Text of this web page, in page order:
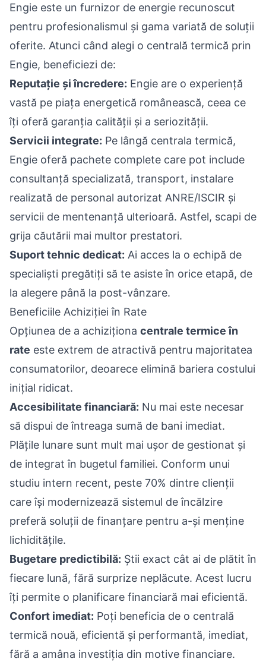
Engie este un furnizor de energie recunoscut
pentru profesionalismul și gama variată de soluții
oferite. Atunci când alegi o centrală termică prin
Engie, beneficiezi de:
Reputație și încredere: Engie are o experiență
vastă pe piața energetică românească, ceea ce
îți oferă garanția calității și a seriozității.
Servicii integrate: Pe lângă centrala termică,
Engie oferă pachete complete care pot include
consultanță specializată, transport, instalare
realizată de personal autorizat ANRE/ISCIR și
servicii de mentenanță ulterioară. Astfel, scapi de
grija căutării mai multor prestatori.
Suport tehnic dedicat: Ai acces la o echipă de
specialiști pregătiți să te asiste în orice etapă, de
la alegere până la post-vânzare.
Beneficiile Achiziției în Rate
Opțiunea de a achiziționa centrale termice în
rate este extrem de atractivă pentru majoritatea
consumatorilor, deoarece elimină bariera costului
inițial ridicat.
Accesibilitate financiară: Nu mai este necesar
să dispui de întreaga sumă de bani imediat.
Plățile lunare sunt mult mai ușor de gestionat și
de integrat în bugetul familiei. Conform unui
studiu intern recent, peste 70% dintre clienții
care își modernizează sistemul de încălzire
preferă soluții de finanțare pentru a-și menține
lichiditățile.
Bugetare predictibilă: Știi exact cât ai de plătit în
fiecare lună, fără surprize neplăcute. Acest lucru
îți permite o planificare financiară mai eficientă.
Confort imediat: Poți beneficia de o centrală
termică nouă, eficientă și performantă, imediat,
fără a amâna investiția din motive financiare.